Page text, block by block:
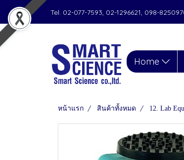
Tel. 02-077-7593, 02-1296621, 098-
Home
หน้าแรก สินค้าทั้งหมด 12. Lab